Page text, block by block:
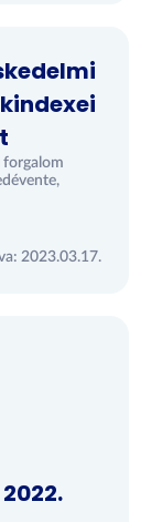
forgalom
2023.03.17.